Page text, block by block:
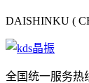
DAISHINKU (
全国统一服务热